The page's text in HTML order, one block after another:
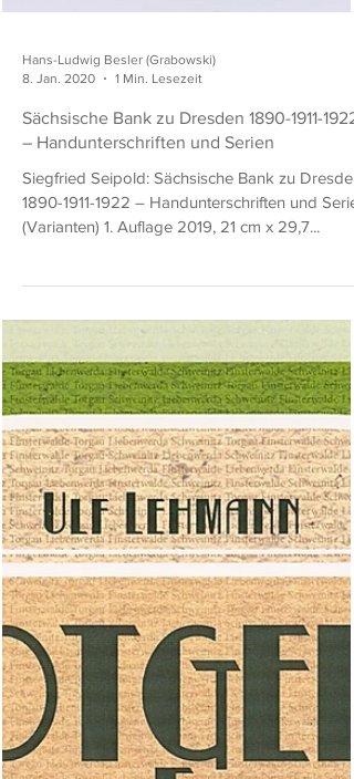
Hans-Ludwig Besler (Grabowski)
Sächsische Bank zu Dresden 1890-1911-1922
– Handunterschriften und Serien
1890-1911-1922 – Handunterschriften und